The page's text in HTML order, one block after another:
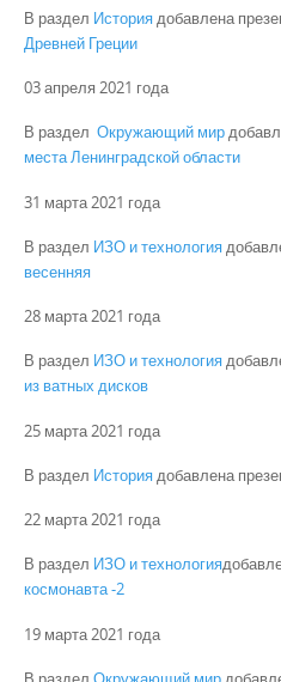
В раздел Историядобавлена
Древней Греции
03 апреля 2021 года
В раздел Окружающий мир
места Ленинградской области
31 марта 2021 года
В раздел ИЗО и технология
весенняя
28 марта 2021 года
В раздел ИЗО и технология
из ватных дисков
25 марта 2021 года
В раздел Историядобавлена
22 марта 2021 года
В раздел ИЗО и технология
космонавта -2
19 марта 2021 года